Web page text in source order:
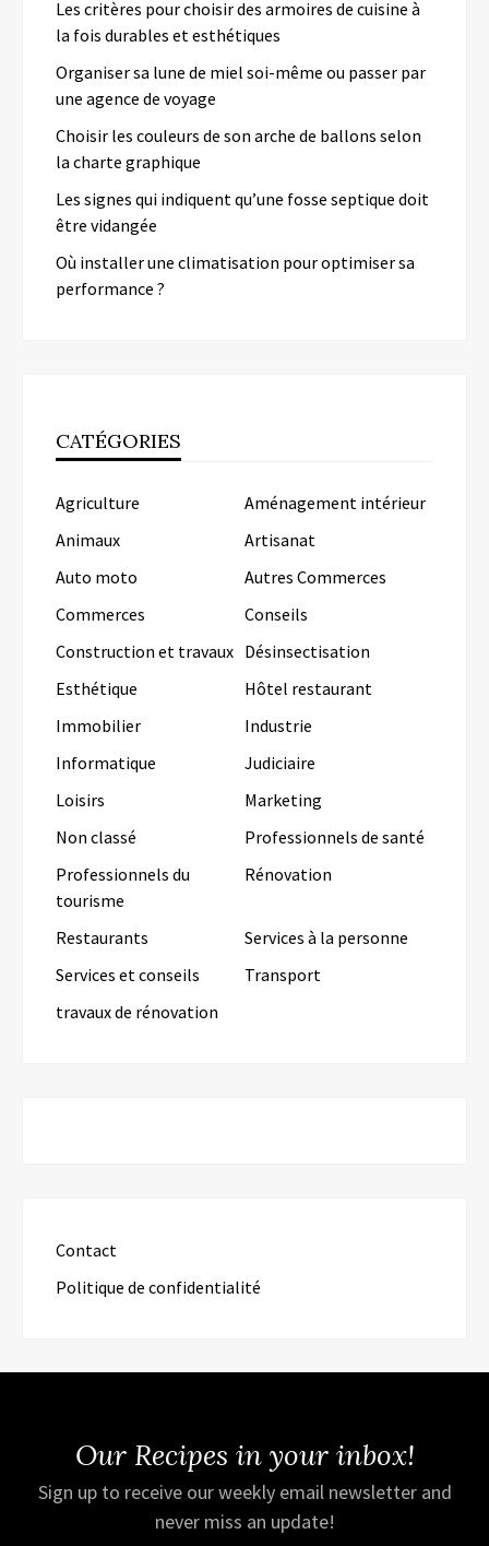
Les critères pour choisir des armoires de cuisine à
la fois durables et esthétiques
Organiser sa lune de miel soi-même ou passer par
une agence de voyage
Choisir les couleurs de son arche de ballons selon
la charte graphique
Les signes qui indiquent qu’une fosse septique doit
être vidangée
Où installer une climatisation pour optimiser sa
performance ?
CATÉGORIES
Agriculture
Aménagement intérieur
Animaux
Artisanat
Auto moto
Autres Commerces
Commerces
Conseils
Construction et travaux Désinsectisation
Esthétique
Hôtel restaurant
Immobilier
Industrie
Informatique
Judiciaire
Loisirs
Marketing
Non classé
Professionnels de santé
Professionnels du
tourisme
Rénovation
Restaurants
Services à la personne
Services et conseils
Transport
travaux de rénovation
Contact
Politique de confidentialité
Our Recipes in your inbox!
Sign up to receive our weekly email newsletter and
never miss an update!